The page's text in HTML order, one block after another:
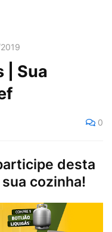
| Sua
0
desta
cozinha!